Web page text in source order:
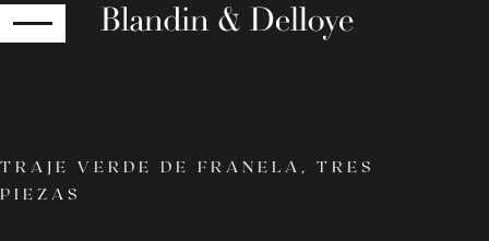
TRAJE VERDE DE FRANELA, TRES
PIEZAS